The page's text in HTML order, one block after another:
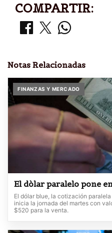
COMPARTIR:
Notas Relacionadas
FINANZAS Y MERCADO
El dòlar paralelo pone
El dólar blue, la cotización
inicia la jornada del martes con
$520 para la venta.